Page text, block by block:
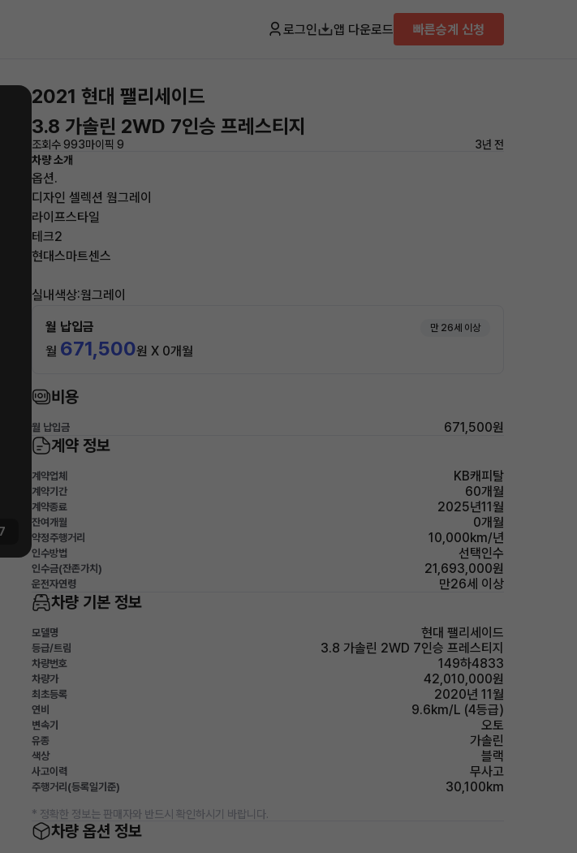
로그인 앱 다운로드 빠른승계 신청
2021 현대 팰리세이드
3.8 가솔린 2WD 7인승 프레스티지
조회수 993마이픽 9
3년 전
차량 소개
옵션.
디자인 셀렉션 웜그레이
라이프스타일
테크2
현대스마트센스
실내색상:웜그레이
월 납입금 만 26세 이상
월 671,500원 X 0개월
비용
월 납입금 671,500원
계약 정보
계약업체 KB캐피탈
계약기간 60개월
계약종료 2025년11월
잔여개월 0개월
약정주행거리 10,000km/년
인수방법 선택인수
인수금(잔존가치) 21,693,000원
운전자연령 만26세 이상
차량 기본 정보
모델명 현대 팰리세이드
등급/트림 3.8 가솔린 2WD 7인승 프레스티지
차량번호 149하4833
차량가 42,010,000원
최초등록 2020년 11월
연비 9.6km/L (4등급)
변속기 오토
유종 가솔린
색상 블랙
사고이력 무사고
주행거리(등록일기준) 30,100km
* 정확한 정보는 판매자와 반드시 확인하시기 바랍니다.
차량 옵션 정보